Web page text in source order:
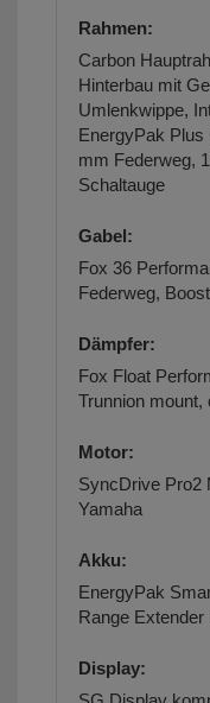
Rahmen:
Carbon
Hinterbau mit
Umlenkwippe,
EnergyPak Plus
mm Federweg,
Schaltauge
Gabel:
Fox 36
Federweg,
Dämpfer:
Fox Float
Trunnion mount,
Motor:
SyncDrive Pro2
Yamaha
Akku:
EnergyPak
Range
Display: